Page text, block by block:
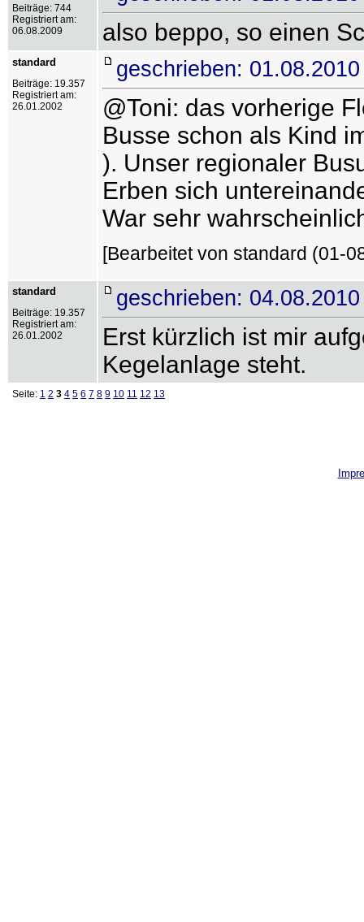
Beiträge: 744
Registriert am:
06.08.2009
also beppo, so einen
standard
Beiträge: 19.357
Registriert am:
26.01.2002
geschrieben:
@Toni: das vorherige
Busse schon als Kind
). Unser regionaler
Erben sich
War sehr
[Bearbeitet von standard (01-
standard
Beiträge: 19.357
Registriert am:
26.01.2002
geschrieben:
Erst kürzlich ist mir
Kegelanlage steht.
Seite: 1 2 3 4 5 6 7 8 9 10 11 12 13